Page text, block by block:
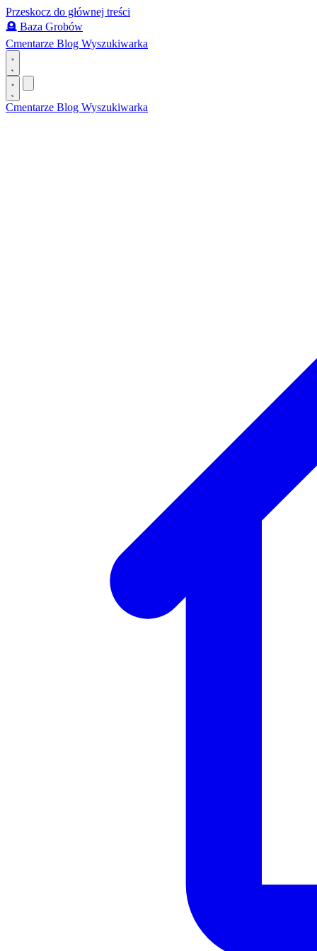
Przeskocz do głównej treści
🪦 Baza Grobów
Cmentarze Blog Wyszukiwarka
Cmentarze Blog Wyszukiwarka